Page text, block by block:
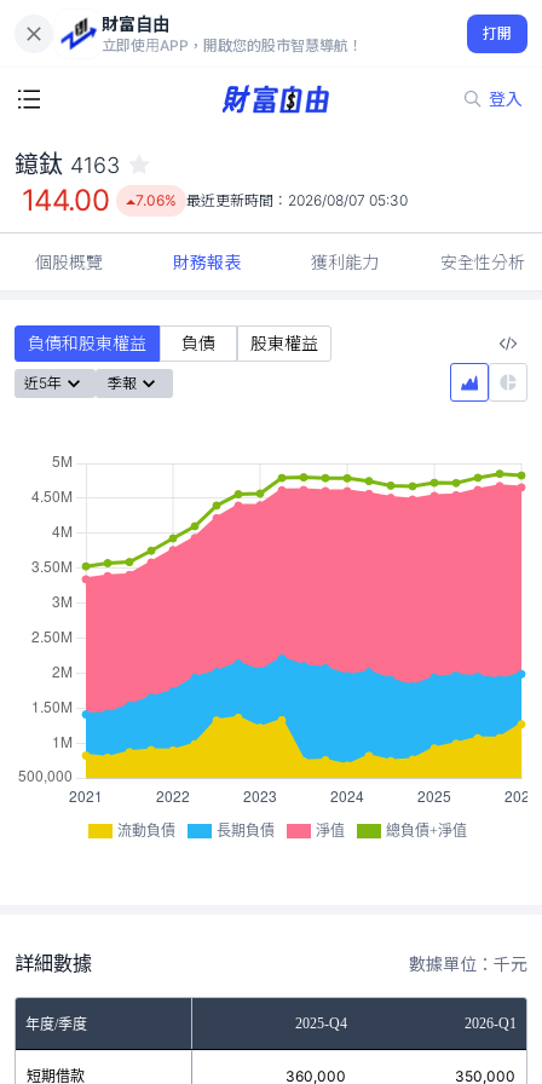
財富自由
立即使用APP，開啟您的股市智慧導航！
打開
登入
144.00
7.06%
鐿鈦 4163
144.00 7.06% 最近更新時間： 2026/08/07 05:30
個股概覽 財務報表 獲利能力 安全性分析
負債和股東權益 負債 股東權益
近5年 季報
流動負債 長期負債 淨值 總負債+淨值
詳細數據 數據單位：千元
年度/季度 2025-Q4 2026-Q1
短期借款 360,000 350,000